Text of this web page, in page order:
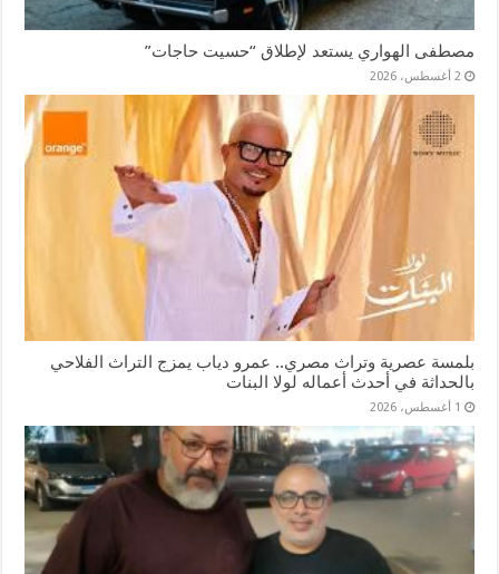
مصطفى الهواري يستعد لإطلاق “حسيت حاجات”
2 أغسطس، 2026
بلمسة عصرية وتراث مصري.. عمرو دياب يمزج التراث الفلاحي
بالحداثة في أحدث أعماله لولا البنات
1 أغسطس، 2026